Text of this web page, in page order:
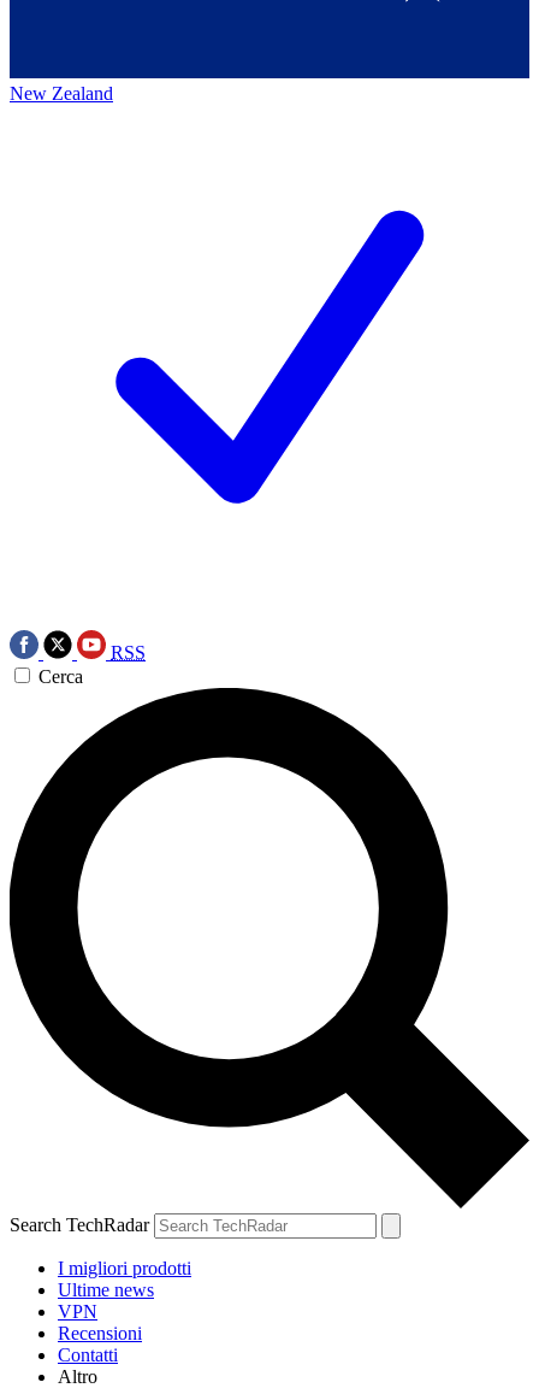
New Zealand
RSS
Cerca
Search TechRadar
I migliori prodotti
Ultime news
VPN
Recensioni
Contatti
Altro